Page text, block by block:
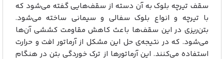
سقف تیرچه بلوک به آن دسته از سقف‌هایی گفته می‌شود که
با تیرچه و انواع بلوک سفالی و سیمانی ساخته می‌شود.
بتن‌ریزی در این سقف‌ها باعث کاهش مقاومت کششی آن‌ها
می‌شود. که در نتیجه‌ی حل این مشکل از آرماتور افت و حرارت
استفاده می‌کنند. این آرماتورها از ترک خوردگی بتن در هنگام